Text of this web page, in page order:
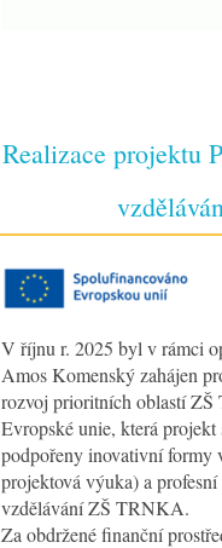
Realizace projektu
V říjnu r. 2025 byl v rámci
Amos Komenský zahájen
rozvoj prioritních oblastí
Evropské unie, která
podpořeny inovativní formy
projektová výuka) a
vzdělávání ZŠ TRNKA.
Za obdržené finanční